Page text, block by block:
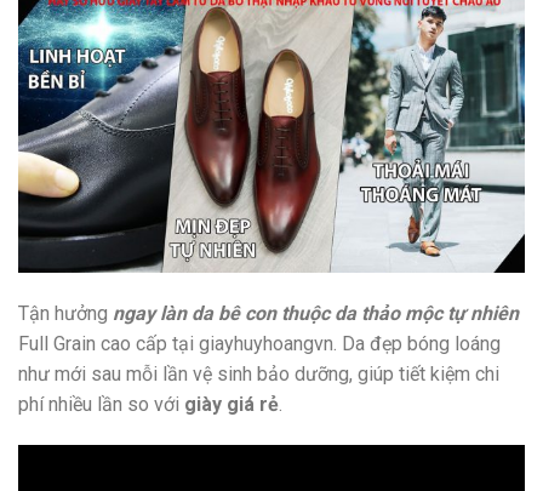
Tận hưởng ngay làn da bê con thuộc da thảo mộc tự nhiên
Full Grain cao cấp tại giayhuyhoangvn. Da đẹp bóng loáng
như mới sau mỗi lần vệ sinh bảo dưỡng, giúp tiết kiệm chi
phí nhiều lần so với giày giá rẻ.